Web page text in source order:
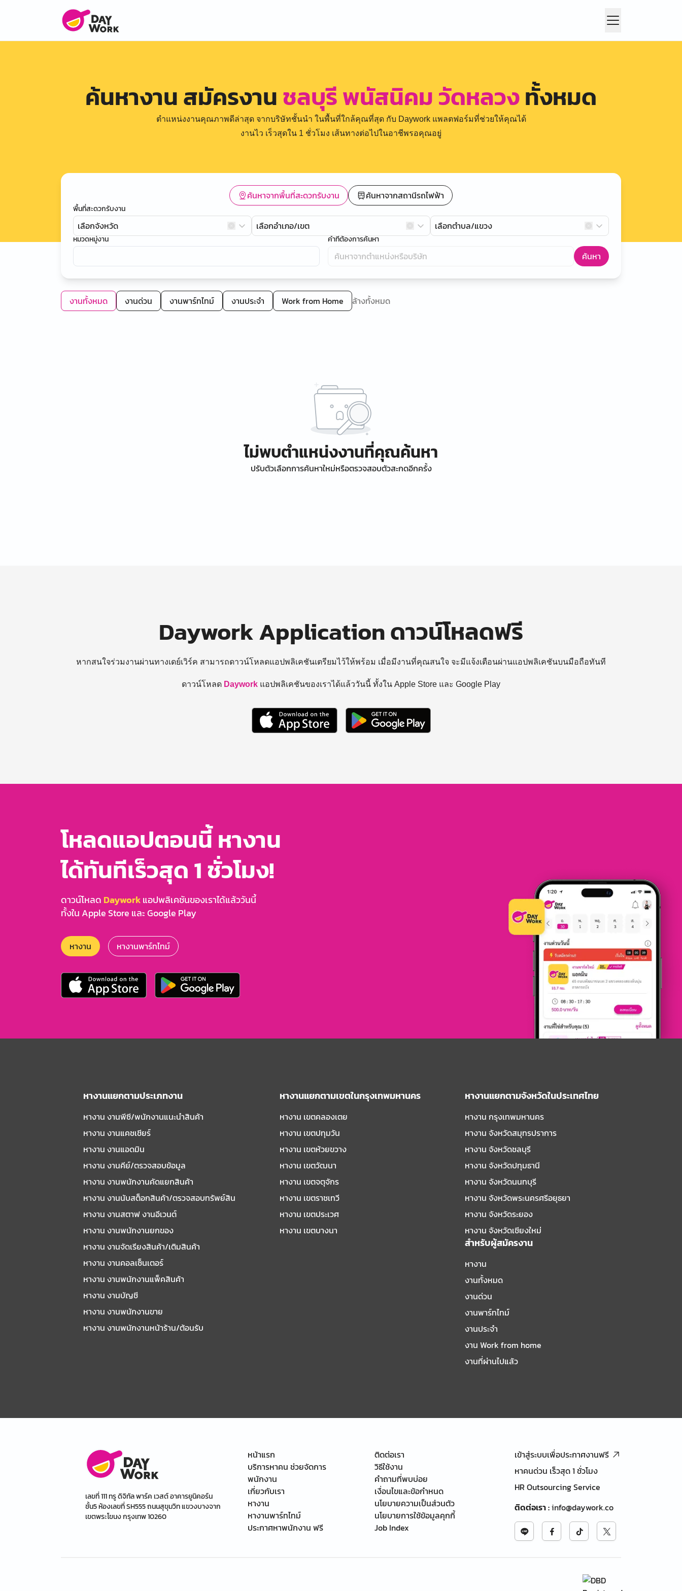
ค้นหางาน สมัครงานชลบุรี พนัสนิคม วัดหลวงทั้งหมด
ตำแหน่งงานคุณภาพดีล่าสุด จากบริษัทชั้นนำ ในพื้นที่ใกล้คุณที่สุด กับ Daywork แพลตฟอร์มที่ช่วยให้คุณได้
งานไว เร็วสุดใน 1 ชั่วโมง เส้นทางต่อไปในอาชีพรอคุณอยู่
ค้นหาจากพื้นที่สะดวกรับงาน ค้นหาจากสถานีรถไฟฟ้า
พื้นที่สะดวกรับงาน
เลือกจังหวัด เลือกอำเภอ/เขต เลือกตำบล/แขวง
หมวดหมู่งาน คำที่ต้องการค้นหา
ค้นหา
งานทั้งหมด งานด่วน งานพาร์ทไทม์ งานประจำ Work from Home ล้างทั้งหมด
ไม่พบตำแหน่งงานที่คุณค้นหา
ปรับตัวเลือกการค้นหาใหม่หรือตรวจสอบตัวสะกดอีกครั้ง
Daywork Application ดาวน์โหลดฟรี
หากสนใจร่วมงานผ่านทางเดย์เวิร์ค สามารถดาวน์โหลดแอปพลิเคชันเตรียมไว้ให้พร้อม เมื่อมีงานที่คุณสนใจ จะมีแจ้งเตือนผ่านแอปพลิเคชันบนมือถือทันที
ดาวน์โหลด Daywork แอปพลิเคชันของเราได้แล้ววันนี้ ทั้งใน Apple Store และ Google Play
โหลดแอปตอนนี้ หางาน
ได้ทันทีเร็วสุด 1 ชั่วโมง!
ดาวน์โหลด Dayworkแอปพลิเคชันของเราได้แล้ววันนี้
ทั้งใน Apple Store และ Google Play
หางาน หางานพาร์ทไทม์
หางานแยกตามประเภทงาน
หางาน งานพีซี/พนักงานแนะนําสินค้า
หางาน งานแคชเชียร์
หางาน งานแอดมิน
หางาน งานคีย์/ตรวจสอบข้อมูล
หางาน งานพนักงานคัดแยกสินค้า
หางาน งานนับสต็อกสินค้า/ตรวจสอบทรัพย์สิน
หางาน งานสตาฟ งานอีเวนต์
หางาน งานพนักงานยกของ
หางาน งานจัดเรียงสินค้า/เติมสินค้า
หางาน งานคอลเซ็นเตอร์
หางาน งานพนักงานแพ็คสินค้า
หางาน งานบัญชี
หางาน งานพนักงานขาย
หางาน งานพนักงานหน้าร้าน/ต้อนรับ
หางานแยกตามเขตในกรุงเทพมหานคร
หางาน เขตคลองเตย
หางาน เขตปทุมวัน
หางาน เขตห้วยขวาง
หางาน เขตวัฒนา
หางาน เขตจตุจักร
หางาน เขตราชเทวี
หางาน เขตประเวศ
หางาน เขตบางนา
หางานแยกตามจังหวัดในประเทศไทย
หางาน กรุงเทพมหานคร
หางาน จังหวัดสมุทรปราการ
หางาน จังหวัดชลบุรี
หางาน จังหวัดปทุมธานี
หางาน จังหวัดนนทบุรี
หางาน จังหวัดพระนครศรีอยุธยา
หางาน จังหวัดระยอง
หางาน จังหวัดเชียงใหม่
สำหรับผู้สมัครงาน
หางาน
งานทั้งหมด
งานด่วน
งานพาร์ทไทม์
งานประจำ
งาน Work from home
งานที่ผ่านไปแล้ว
เลขที่ 111 ทรู ดิจิทัล พาร์ค เวสต์ อาคารยูนิคอร์น
ชั้น5 ห้องเลขที่ SH555 ถนนสุขุมวิท แขวงบางจาก
เขตพระโขนง กรุงเทพ 10260
หน้าแรก
บริการหาคน ช่วยจัดการ
พนักงาน
เกี่ยวกับเรา
หางาน
หางานพาร์ทไทม์
ประกาศหาพนักงาน ฟรี
ติดต่อเรา
วิธีใช้งาน
คำถามที่พบบ่อย
เงื่อนไขและข้อกำหนด
นโยบายความเป็นส่วนตัว
นโยบายการใช้ข้อมูลคุกกี้
Job Index
เข้าสู่ระบบเพื่อประกาศงานฟรี
หาคนด่วน เร็วสุด 1 ชั่วโมง
HR Outsourcing Service
ติดต่อเรา:info@daywork.co